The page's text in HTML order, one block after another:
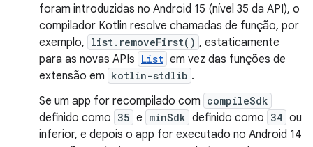
foram introduzidas no Android 15 (nível 35 da API), o
compilador Kotlin resolve chamadas de função, por
exemplo, list.removeFirst() , estaticamente
para as novas APIs List em vez das funções de
extensão em kotlin-stdlib .
Se um app for recompilado com compileSdk
definido como 35 e minSdk definido como 34 ou
inferior, e depois o app for executado no Android 14